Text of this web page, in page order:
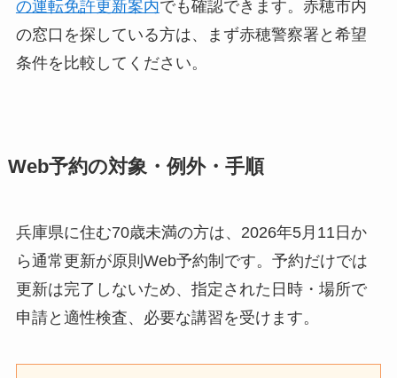
の運転免許更新案内でも確認できます。赤穂市内
の窓口を探している方は、まず赤穂警察署と希望
条件を比較してください。
Web予約の対象・例外・手順
兵庫県に住む70歳未満の方は、2026年5月11日か
ら通常更新が原則Web予約制です。予約だけでは
更新は完了しないため、指定された日時・場所で
申請と適性検査、必要な講習を受けます。